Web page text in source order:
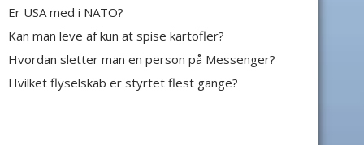
Er USA med i NATO?
Kan man leve af kun at spise kartofler?
Hvordan sletter man en person på Messenger?
Hvilket flyselskab er styrtet flest gange?